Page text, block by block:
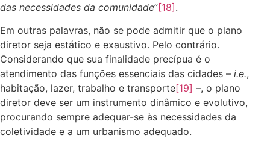
das necessidades da comunidade”[18].
Em outras palavras, não se pode admitir que o plano
diretor seja estático e exaustivo. Pelo contrário.
Considerando que sua finalidade precípua é o
atendimento das funções essenciais das cidades – i.e.,
habitação, lazer, trabalho e transporte[19] –, o plano
diretor deve ser um instrumento dinâmico e evolutivo,
procurando sempre adequar-se às necessidades da
coletividade e a um urbanismo adequado.